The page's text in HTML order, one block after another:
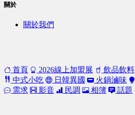
關於
關於我們
首頁 2026線上加盟展 飲品飲料
中式小吃
日韓異國 火鍋滷味
需求
影音 民調 相簿 話題